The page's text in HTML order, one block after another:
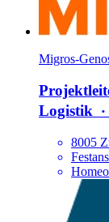
Migros-
Logistik ‧
8005